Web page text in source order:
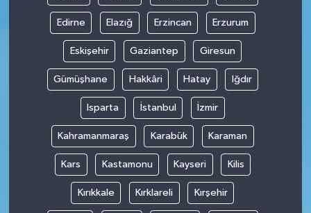
Edirne Elazığ Erzincan Erzurum
Eskişehir Gaziantep Giresun
Gümüşhane Hakkâri Hatay Iğdır
Isparta İstanbul İzmir
Kahramanmaraş Karabük Karaman
Kars Kastamonu Kayseri Kilis
Kırıkkale Kırklareli Kırşehir